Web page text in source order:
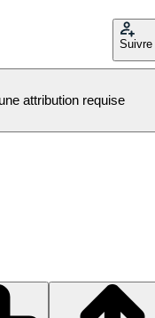
Suivre
attribution requise